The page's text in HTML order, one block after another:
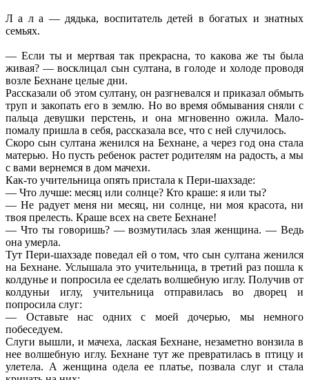
Л а л а — дядька, воспитатель детей в богатых и знатных
семьях.
— Если ты и мертвая так прекрасна, то какова же ты была
живая? — восклицал сын султана, в голоде и холоде проводя
возле Бехнане целые дни.
Рассказали об этом султану, он разгневался и приказал обмыть
труп и закопать его в землю. Но во время обмывания сняли с
пальца девушки перстень, и она мгновенно ожила. Мало-
помалу пришла в себя, рассказала все, что с ней случилось.
Скоро сын султана женился на Бехнане, а через год она стала
матерью. Но пусть ребенок растет родителям на радость, а мы
с вами вернемся в дом мачехи.
Как-то учительница опять пристала к Пери-шахзаде:
— Что лучше: месяц или солнце? Кто краше: я или ты?
— Не радует меня ни месяц, ни солнце, ни моя красота, ни
твоя прелесть. Краше всех на свете Бехнане!
— Что ты говоришь? — возмутилась злая женщина. — Ведь
она умерла.
Тут Пери-шахзаде поведал ей о том, что сын султана женился
на Бехнане. Услышала это учительница, в третий раз пошла к
колдунье и попросила ее сделать волшебную иглу. Получив от
колдуньи иглу, учительница отправилась во дворец и
попросила слуг:
— Оставьте нас одних с моей дочерью, мы немного
побеседуем.
Слуги вышли, и мачеха, лаская Бехнане, незаметно вонзила в
нее волшебную иглу. Бехнане тут же превратилась в птицу и
улетела. А женщина одела ее платье, позвала слуг и стала